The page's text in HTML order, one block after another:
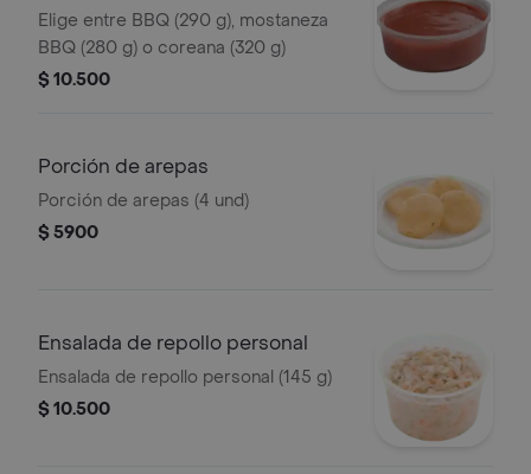
Elige entre BBQ (290 g), mostaneza
BBQ (280 g) o coreana (320 g)
$ 10.500
Porción de arepas
Porción de arepas (4 und)
$ 5900
Ensalada de repollo personal
Ensalada de repollo personal (145 g)
$ 10.500